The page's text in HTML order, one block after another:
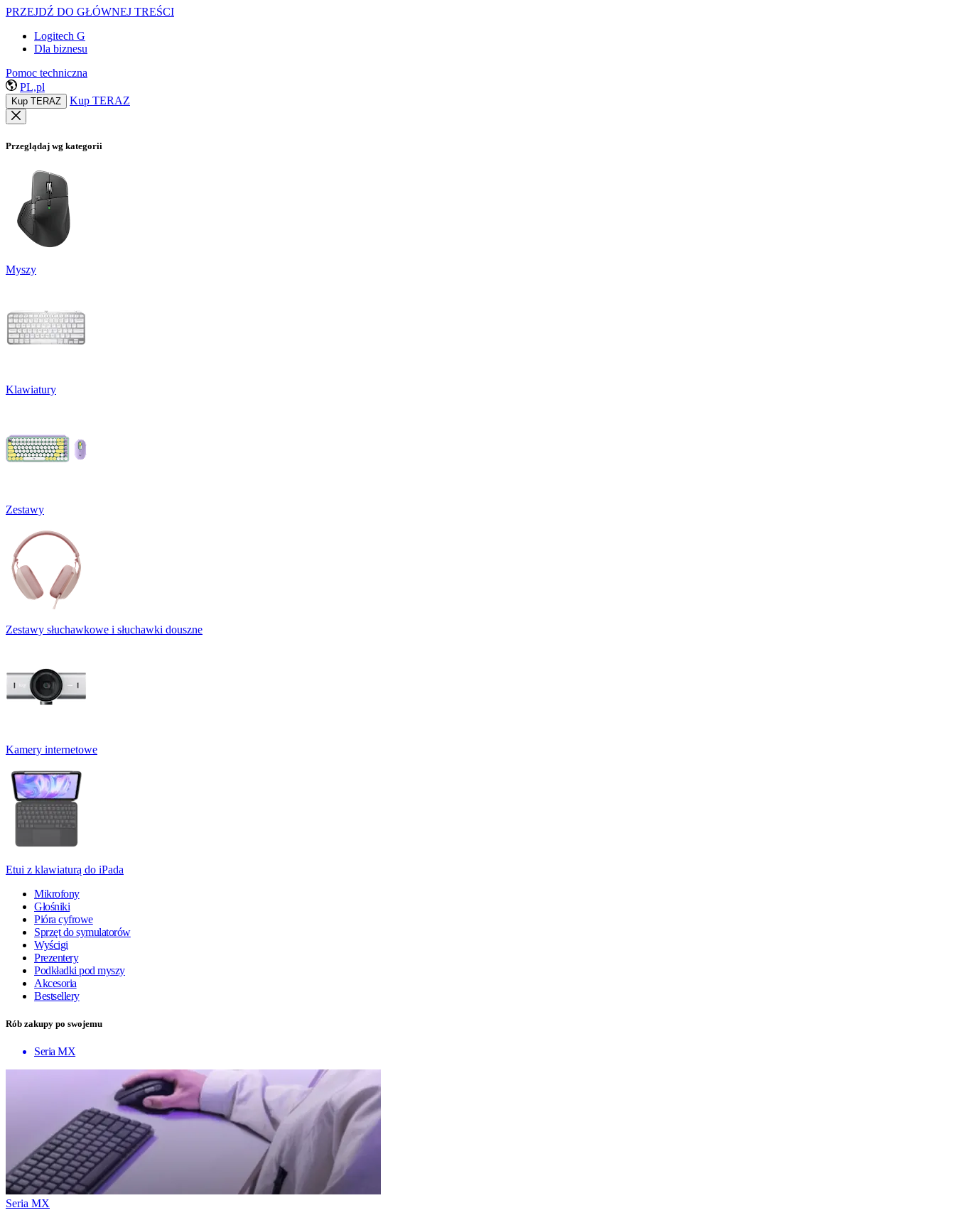
PRZEJDŹ DO GŁÓWNEJ TREŚCI
Logitech G
Dla biznesu
Pomoc techniczna
PL,pl
Kup TERAZ Kup TERAZ
Przeglądaj wg kategorii
Myszy
Klawiatury
Zestawy
Zestawy słuchawkowe i słuchawki douszne
Kamery internetowe
Etui z klawiaturą do iPada
Mikrofony
Głośniki
Pióra cyfrowe
Sprzęt do symulatorów
Wyścigi
Prezentery
Podkładki pod myszy
Akcesoria
Bestsellery
Rób zakupy po swojemu
Seria MX
Seria MX